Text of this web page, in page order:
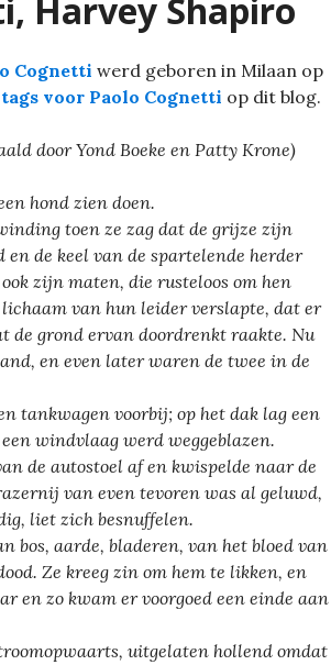
Harvey Shapiro
Cognetti werd geboren in Milaan op
voor Paolo Cognetti op dit blog.
doorYond Boeke en Patty Krone)
hond zien doen.
toen ze zag dat de grijze zijn
en de keel van de spartelende herder
zijn maten, die rusteloos om hen
van hun leider verslapte, dat er
de grond ervan doordrenkt raakte. Nu
en even later waren de twee in de
tankwagen voorbij; op het dak lag een
windvlaag werd weggeblazen.
de autostoel af en kwispelde naar de
van even tevoren was al geluwd,
liet zich besnuffelen.
bos, aarde, bladeren, van het bloed van
Ze kreeg zin om hem te likken, en
en zo kwam er voorgoed een einde aan
uitgelaten hollend omdat